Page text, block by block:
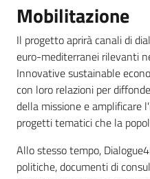
Mobilitazione
Il progetto aprirà canali di
euro-mediterranei rilevanti
Innovative sustainable
con loro relazioni per
della missione e amplificare
progetti tematici che la
Allo stesso tempo,
politiche, documenti di